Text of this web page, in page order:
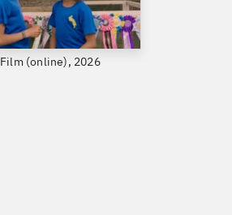
Film (online), 2026